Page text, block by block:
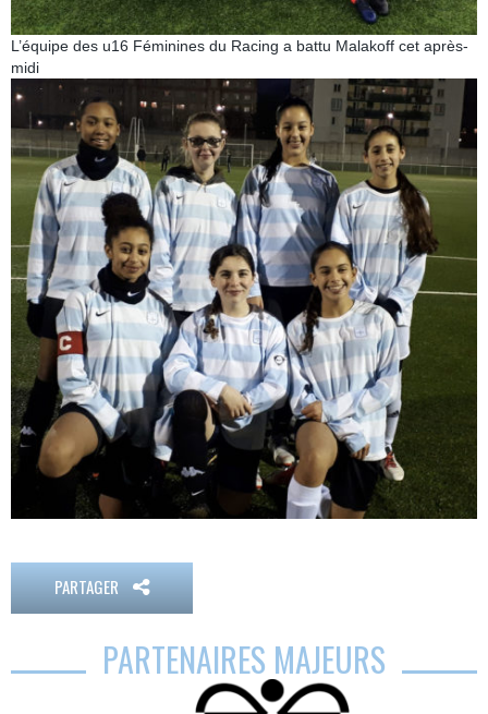
L’équipe des u16 Féminines du Racing a battu Malakoff cet après-
midi
PARTAGER
PARTENAIRES MAJEURS